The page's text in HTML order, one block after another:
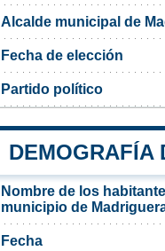
Alcalde municipal de
Fecha de elección
Partido político
DEMOGRAFÍA
Nombre de los
municipio de
Fecha